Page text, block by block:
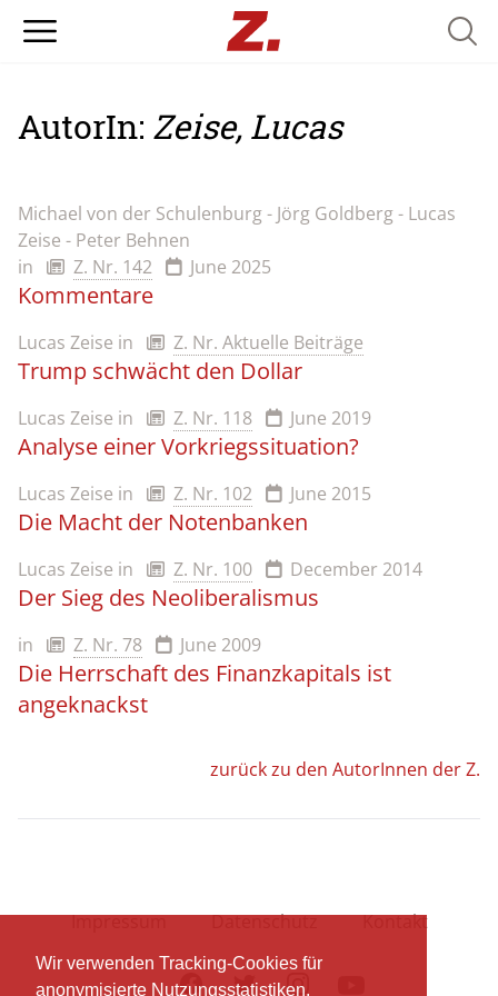
Wir verwenden Tracking-Cookies für
anonymisierte Nutzungsstatistiken.
AutorIn: Zeise, Lucas
Michael von der Schulenburg - Jörg Goldberg - Lucas
Zeise - Peter Behnen
in
Z. Nr. 142 June 2025
Kommentare
Lucas Zeise in Z. Nr. Aktuelle Beiträge
Trump schwächt den Dollar
Lucas Zeise in Z. Nr. 118 June 2019
Analyse einer Vorkriegssituation?
Lucas Zeise in Z. Nr. 102 June 2015
Die Macht der Notenbanken
Lucas Zeise in Z. Nr. 100 December 2014
Der Sieg des Neoliberalismus
in Z. Nr. 78 June 2009
Die Herrschaft des Finanzkapitals ist
angeknackst
zurück zu den AutorInnen der Z.
Impressum Datenschutz Kontakt
FacebookTwitterInstagram